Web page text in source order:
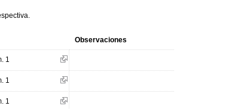
Observaciones
1
1
1